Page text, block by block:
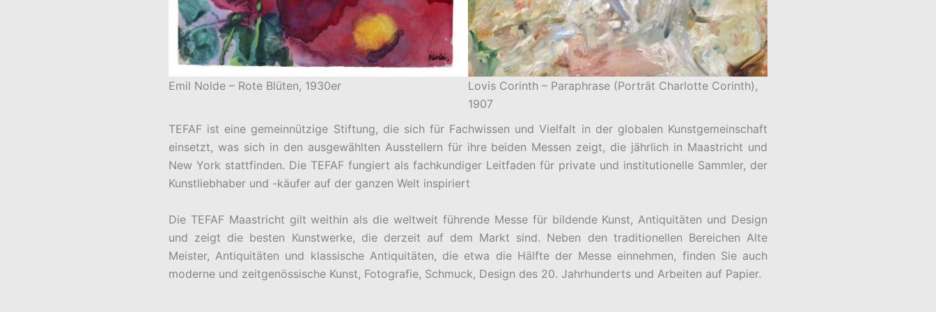
Emil Nolde – Rote Blüten, 1930er
Lovis Corinth – Paraphrase (Porträt Charlotte Corinth),
1907
TEFAF ist eine gemeinnützige Stiftung, die sich für Fachwissen und Vielfalt in der globalen Kunstgemeinschaft
einsetzt, was sich in den ausgewählten Ausstellern für ihre beiden Messen zeigt, die jährlich in Maastricht und
New York stattfinden. Die TEFAF fungiert als fachkundiger Leitfaden für private und institutionelle Sammler, der
Kunstliebhaber und -käufer auf der ganzen Welt inspiriert
Die TEFAF Maastricht gilt weithin als die weltweit führende Messe für bildende Kunst, Antiquitäten und Design
und zeigt die besten Kunstwerke, die derzeit auf dem Markt sind. Neben den traditionellen Bereichen Alte
Meister, Antiquitäten und klassische Antiquitäten, die etwa die Hälfte der Messe einnehmen, finden Sie auch
moderne und zeitgenössische Kunst, Fotografie, Schmuck, Design des 20. Jahrhunderts und Arbeiten auf Papier.